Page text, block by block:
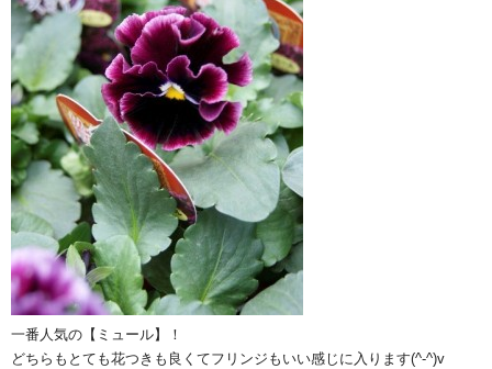
一番人気の【ミュール】！
どちらもとても花つきも良くてフリンジもいい感じに入ります(^-^)v